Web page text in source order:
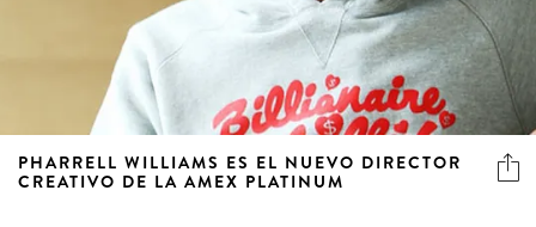
PHARRELL WILLIAMS ES EL NUEVO DIRECTOR
CREATIVO DE LA AMEX PLATINUM